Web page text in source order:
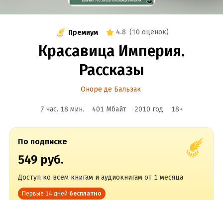
Премиум 4.8 (10 оценок)
Красавица Империя.
Рассказы
Оноре де Бальзак
7 час. 18 мин. 401 Мбайт 2010 год 18+
По подписке
549 руб.
Доступ ко всем книгам и аудиокнигам от 1 месяца
Первые 14 дней бесплатно